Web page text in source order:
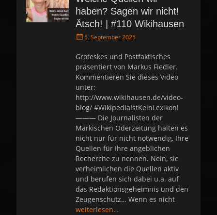
haben? Sagen wir nicht!
Ätsch! | #110 Wikihausen
P
s
e
d
o
n
5. September 2025
Groteskes und Postfaktisches
präsentiert von Markus Fiedler.
Kommentieren Sie dieses Video
unter:
http://www.wikihausen.de/video-
blog/ #WikipediaIstKeinLexikon!
——— Die Journalisten der
Märkischen Oderzeitung halten es
nicht nur für nicht notwendig, Ihre
Quellen für Ihre angeblichen
Recherche zu nennen. Nein, sie
verheimlichen die Quellen aktiv
und berufen sich dabei u.a. auf
das Redaktionsgeheimnis und den
Zeugenschutz… Wenn es nicht
weiterlesen…